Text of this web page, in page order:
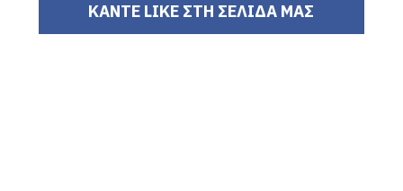
ΚΑΝΤΕ LIKE ΣΤΗ ΣΕΛΙΔΑ ΜΑΣ